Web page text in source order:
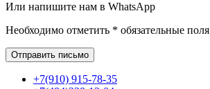
Или напишите нам в WhatsApp
Необходимо отметить * обязательные поля
+7(910) 915-78-35